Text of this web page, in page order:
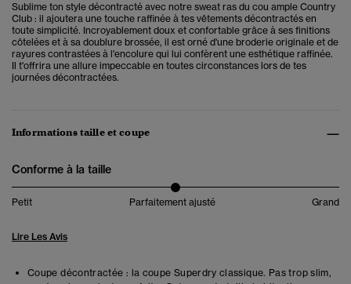
Sublime ton style décontracté avec notre sweat ras du cou ample Country
Club : il ajoutera une touche raffinée à tes vêtements décontractés en
toute simplicité. Incroyablement doux et confortable grâce à ses finitions
côtelées et à sa doublure brossée, il est orné d'une broderie originale et de
rayures contrastées à l'encolure qui lui confèrent une esthétique raffinée.
Il t'offrira une allure impeccable en toutes circonstances lors de tes
journées décontractées.
Informations taille et coupe
Conforme à la taille
Petit Parfaitement ajusté Grand
Lire Les Avis
Coupe décontractée : la coupe Superdry classique. Pas trop slim,